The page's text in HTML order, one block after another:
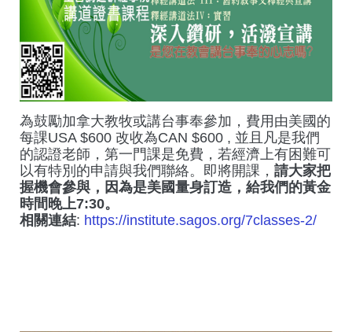
為鼓勵加拿大教牧或講台事奉參加，費用由美國的
每課USA $600 改收為CAN $600 , 並且凡是我們
的認證老師，第一門課是免費，若經濟上有困難可
以有特別的申請與我們聯絡。即將開課， 請大家把
握機會參與，因為是美國量身訂造，給我們的黃金
時間晚上7:30。
相關連結: https://institute.sagos.org/7classes-2/